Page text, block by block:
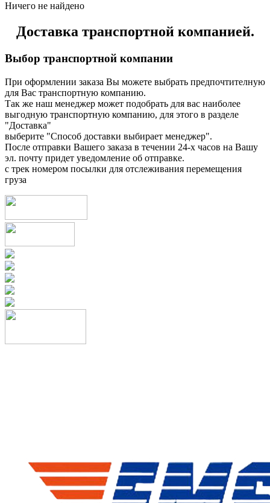
Ничего не найдено
Доставка транспортной компанией.
Выбор транспортной компании
При оформлении заказа Вы можете выбрать предпочтителную
для Вас транспортную компанию.
Так же наш менеджер может подобрать для вас наиболее
выгодную транспортную компанию, для этого в разделе
"Доставка"
выберите "Способ доставки выбирает менеджер".
После отправки Вашего заказа в течении 24-х часов на Вашу
эл. почту придет уведомление об отправке.
с трек номером посылки для отслеживания перемещения
груза